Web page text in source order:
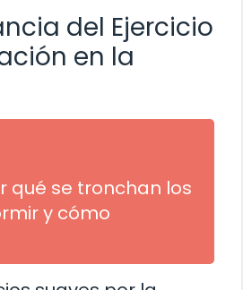
del Ejercicio
en la
qué se tronchan los
y cómo